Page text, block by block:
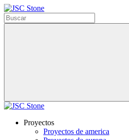
Proyectos
Proyectos de america